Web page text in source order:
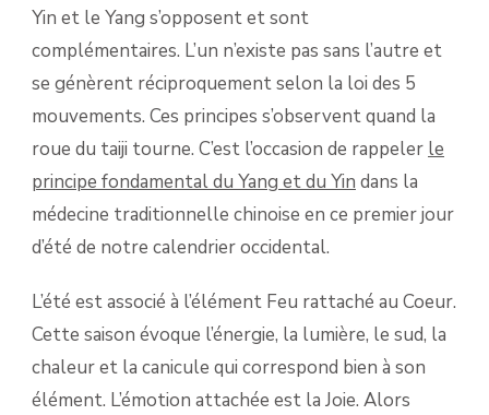
Yin et le Yang s’opposent et sont
complémentaires. L’un n’existe pas sans l’autre et
se génèrent réciproquement selon la loi des 5
mouvements. Ces principes s’observent quand la
roue du taiji tourne. C’est l’occasion de rappeler le
principe fondamental du Yang et du Yin dans la
médecine traditionnelle chinoise en ce premier jour
d’été de notre calendrier occidental.
L’été est associé à l’élément Feu rattaché au Coeur.
Cette saison évoque l’énergie, la lumière, le sud, la
chaleur et la canicule qui correspond bien à son
élément. L’émotion attachée est la Joie. Alors